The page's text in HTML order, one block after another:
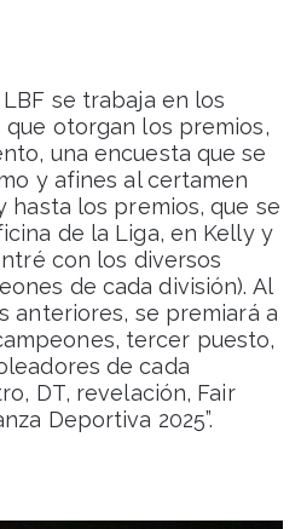
se trabaja en los
otorgan los premios,
una encuesta que se
y afines al certamen
hasta los premios, que se
de la Liga, en Kelly y
con los diversos
de cada división). Al
anteriores, se premiará a
tercer puesto,
de cada
DT, revelación, Fair
Deportiva 2025”.